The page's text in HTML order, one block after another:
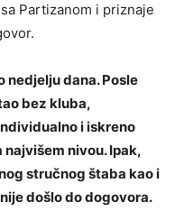
Partizanom i priznaje
nedjelju dana. Posle
bez kluba,
i iskreno
nivou. Ipak,
stručnog štaba kao i
došlo do dogovora.